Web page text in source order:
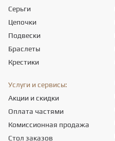
Серьги
Цепочки
Подвески
Браслеты
Крестики
Услуги и сервисы:
Акции и скидки
Оплата частями
Комиссионная продажа
Стол заказов